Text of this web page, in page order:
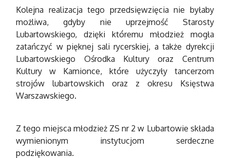
Kolejna realizacja tego przedsięwzięcia nie byłaby
możliwa, gdyby nie uprzejmość Starosty
Lubartowskiego, dzięki któremu młodzież mogła
zatańczyć w pięknej sali rycerskiej, a także dyrekcji
Lubartowskiego Ośrodka Kultury oraz Centrum
Kultury w Kamionce, które użyczyły tancerzom
strojów lubartowskich oraz z okresu Księstwa
Warszawskiego.
Z tego miejsca młodzież ZS nr 2 w Lubartowie składa
wymienionym instytucjom serdeczne
podziękowania.